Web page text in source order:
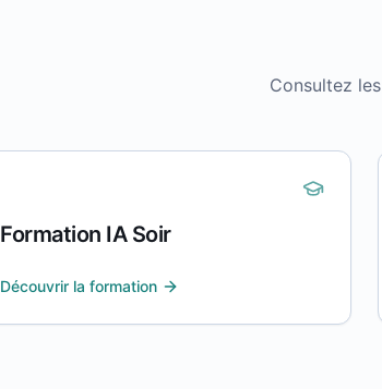
Consultez
Formation IA Soir
Découvrir la formation